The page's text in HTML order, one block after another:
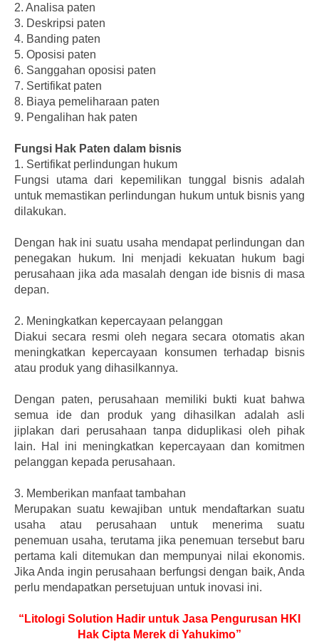
2. Analisa paten
3. Deskripsi paten
4. Banding paten
5. Oposisi paten
6. Sanggahan oposisi paten
7. Sertifikat paten
8. Biaya pemeliharaan paten
9. Pengalihan hak paten
Fungsi Hak Paten dalam bisnis
1. Sertifikat perlindungan hukum
Fungsi utama dari kepemilikan tunggal bisnis adalah
untuk memastikan perlindungan hukum untuk bisnis yang
dilakukan.
Dengan hak ini suatu usaha mendapat perlindungan dan
penegakan hukum. Ini menjadi kekuatan hukum bagi
perusahaan jika ada masalah dengan ide bisnis di masa
depan.
2. Meningkatkan kepercayaan pelanggan
Diakui secara resmi oleh negara secara otomatis akan
meningkatkan kepercayaan konsumen terhadap bisnis
atau produk yang dihasilkannya.
Dengan paten, perusahaan memiliki bukti kuat bahwa
semua ide dan produk yang dihasilkan adalah asli
jiplakan dari perusahaan tanpa diduplikasi oleh pihak
lain. Hal ini meningkatkan kepercayaan dan komitmen
pelanggan kepada perusahaan.
3. Memberikan manfaat tambahan
Merupakan suatu kewajiban untuk mendaftarkan suatu
usaha atau perusahaan untuk menerima suatu
penemuan usaha, terutama jika penemuan tersebut baru
pertama kali ditemukan dan mempunyai nilai ekonomis.
Jika Anda ingin perusahaan berfungsi dengan baik, Anda
perlu mendapatkan persetujuan untuk inovasi ini.
“Litologi Solution Hadir untuk Jasa Pengurusan HKI
Hak Cipta Merek di Yahukimo”